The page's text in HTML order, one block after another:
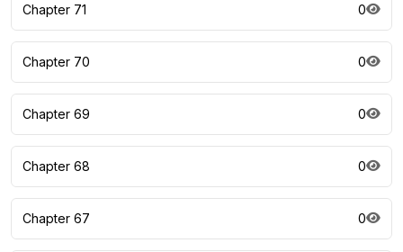
Chapter 71 0
Chapter 70 0
Chapter 69 0
Chapter 68 0
Chapter 67 0